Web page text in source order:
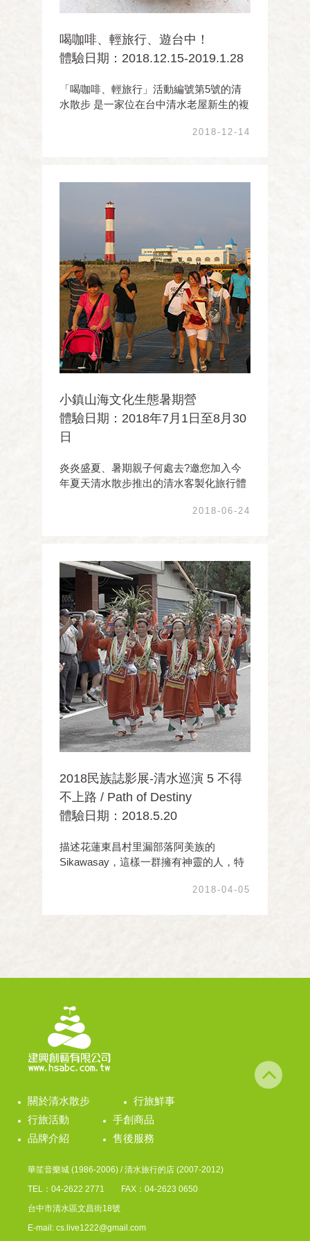
喝咖啡、輕旅行、遊台中！
體驗日期：2018.12.15-2019.1.28
「喝咖啡、輕旅行」活動編號第5號的清
水散步 是一家位在台中清水老屋新生的複
文創、演場為經營項目， 致力於清水的觀
2018-12-14
小鎮山海文化生態暑期營
體驗日期：2018年7月1日至8月30
日
炎炎盛夏、暑期親子何處去?邀您加入今
年夏天清水散步推出的清水客製化旅行體
從東邊的大肚山丘陵台地、穿越平原，至
族群在此開墾耕耘 ...
2018-06-24
2018民族誌影展-清水巡演 5 不得
不上路 / Path of Destiny
體驗日期：2018.5.20
描述花蓮東昌村里漏部落阿美族的
Sikawasay，這樣一群擁有神靈的人，特
傳統祭儀，在終日與群靈互動的生活中，
2018-04-05
關於清水散步
行旅鮮事
行旅活動
手創商品
品牌介紹
售後服務
華笙音樂城 (1986-2006) / 清水旅行的店 (2007-2012)
TEL：04-2622 2771 FAX：04-2623 0650
台中市清水區文昌街18號
E-mail: cs.live1222@gmail.com